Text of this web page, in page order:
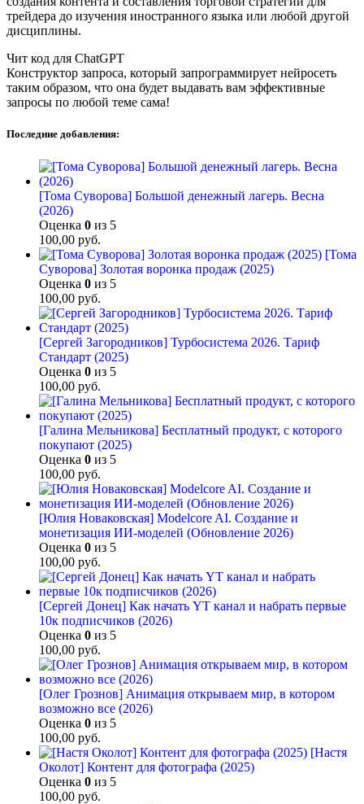
трейдера до изучения иностранного языка или любой другой
дисциплины.
Чит код для ChatGPT
Конструктор запроса, который запрограммирует нейросеть
таким образом, что она будет выдавать вам эффективные
запросы по любой теме сама!
Последние добавления:
[Тома Суворова] Большой денежный лагерь. Весна
(2026)
Оценка 0 из 5
100,00 руб.
[Тома
Суворова] Золотая воронка продаж (2025)
Оценка 0 из 5
100,00 руб.
[Сергей Загородников] Турбосистема 2026. Тариф
Стандарт (2025)
Оценка 0 из 5
100,00 руб.
[Галина Мельникова] Бесплатный продукт, с которого
покупают (2025)
Оценка 0 из 5
100,00 руб.
[Юлия Новаковская] Modelcore AI. Создание и
монетизация ИИ-моделей (Обновление 2026)
Оценка 0 из 5
100,00 руб.
[Сергей Донец] Как начать YT канал и набрать первые
10к подписчиков (2026)
Оценка 0 из 5
100,00 руб.
[Олег Грознов] Анимация открываем мир, в котором
возможно все (2026)
Оценка 0 из 5
100,00 руб.
[Настя
Околот] Контент для фотографа (2025)
Оценка 0 из 5
100,00 руб.